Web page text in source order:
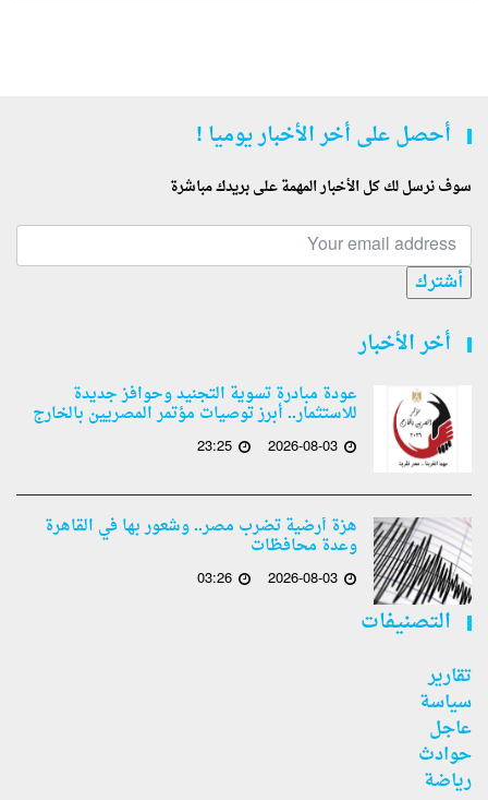
أحصل على أخر الأخبار يوميا !
سوف نرسل لك كل الأخبار المهمة على بريدك مباشرة
أشترك
أخر الأخبار
عودة مبادرة تسوية التجنيد وحوافز جديدة
للاستثمار.. أبرز توصيات مؤتمر المصريين بالخارج
2026-08-03
23:25
هزة أرضية تضرب مصر.. وشعور بها في القاهرة
وعدة محافظات
2026-08-03
03:26
التصنيفات
تقارير
سياسة
عاجل
حوادث
رياضة